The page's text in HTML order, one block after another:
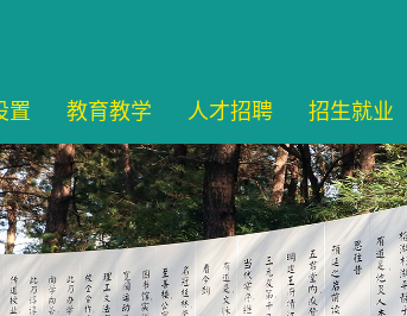
置 教育教学 人才招聘 招生就业